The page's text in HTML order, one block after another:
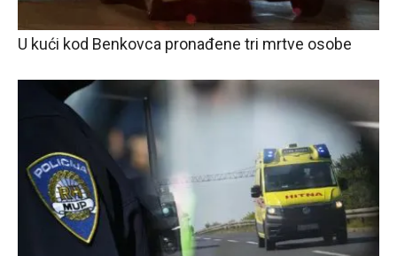
U kući kod Benkovca pronađene tri mrtve osobe